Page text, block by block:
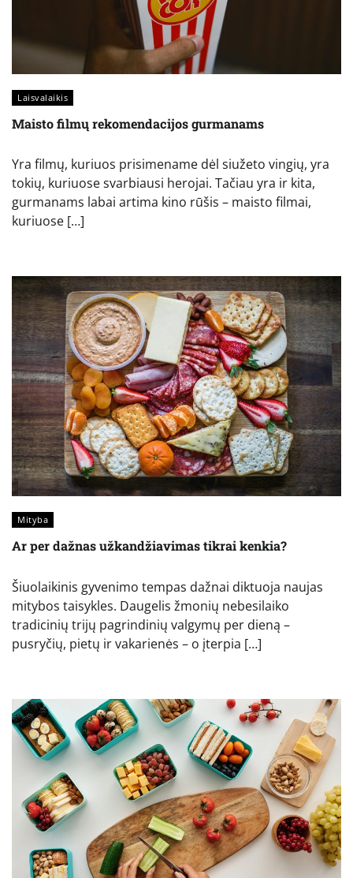
Laisvalaikis
Maisto filmų rekomendacijos gurmanams
Yra filmų, kuriuos prisimename dėl siužeto vingių, yra
tokių, kuriuose svarbiausi herojai. Tačiau yra ir kita,
gurmanams labai artima kino rūšis – maisto filmai,
kuriuose […]
Mityba
Ar per dažnas užkandžiavimas tikrai kenkia?
Šiuolaikinis gyvenimo tempas dažnai diktuoja naujas
mitybos taisykles. Daugelis žmonių nebesilaiko
tradicinių trijų pagrindinių valgymų per dieną –
pusryčių, pietų ir vakarienės – o įterpia […]